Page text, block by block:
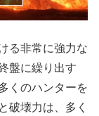
る非常に強力な
盤に繰り出す
くのハンターを
破壊力は、多く